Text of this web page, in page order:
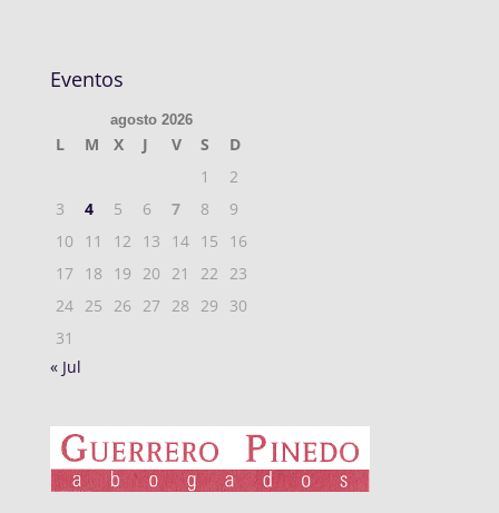
Eventos
agosto 2026
L M X J V S
D
1
2
3
4 5 6 7 8
9
10
11 12 13 14 15
16
17
18 19 20 21 22
23
24 25 26 27 28 29
30
31
« Jul